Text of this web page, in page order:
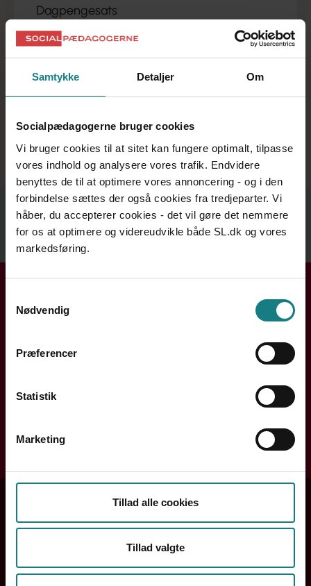
Samtykke Detaljer Om
Socialpædagogerne bruger cookies
Vi bruger cookies til at sitet kan fungere optimalt, tilpasse
vores indhold og analysere vores trafik. Endvidere
benyttes de til at optimere vores annoncering - og i den
forbindelse sættes der også cookies fra tredjeparter. Vi
håber, du accepterer cookies - det vil gøre det nemmere
for os at optimere og videreudvikle både SL.dk og vores
markedsføring.
Nødvendig
Præferencer
Statistik
Marketing
Tillad alle cookies
Tillad valgte
Dagpengesats
Fuldtids- eller deltidsforsikret?
Hvor lang tid kan jeg få dagpenge?
Når dagpengeretten ophører
Selvstændig virksomhed og andre
Relateret indhold
arbejdssituation? Din lokale kreds rådgiver dig og hjælper
dig videre.
Søg efter din kreds
Søg